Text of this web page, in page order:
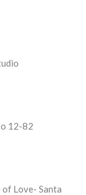
12-82
Love- Santa